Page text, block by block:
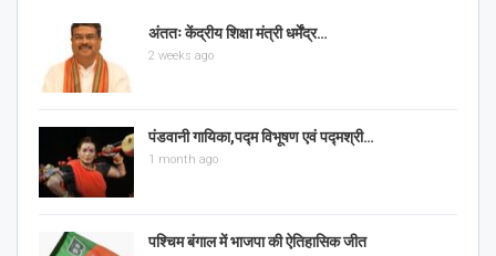
अंततः केंद्रीय शिक्षा मंत्री धर्मेंद्र…
2 weeks ago
पंडवानी गायिका,पद्म विभूषण एवं पद्मश्री…
1 month ago
पश्चिम बंगाल में भाजपा की ऐतिहासिक जीत